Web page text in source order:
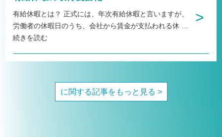
有給休暇とは？ 正式には、年次有給休暇と言いますが、
労働者の休暇日のうち、会社から賃金が支払われる休
続きを読む
>
に関する記事をもっと見る >